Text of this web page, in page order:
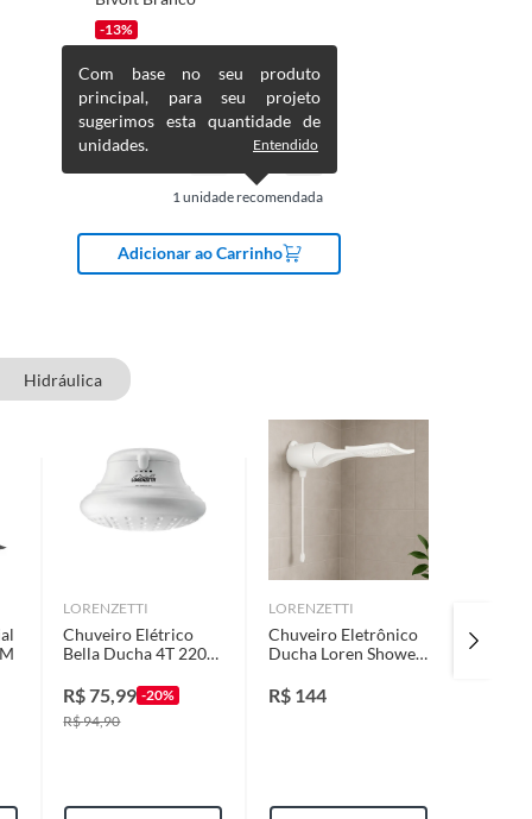
-13%
R$ 3,90
1 unidade recomendada
Com base no seu produto
principal, para seu projeto
sugerimos esta quantidade de
unidades.
Entendido
Adicionar ao Carrinho
Hidráulica
LORENZETTI
Chuveiro Elétrico
Bella Ducha 4T 220V
Lorenzetti
R$75,99 -20%
R$94,90
LORENZETTI
Chuveiro Eletrônico
Ducha Loren Shower
220V 7500w
Lorenzetti
R$ 144
100